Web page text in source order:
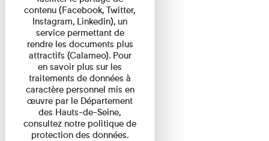
contenu (Facebook, Twitter,
Instagram, Linkedin), un
service permettant de
rendre les documents plus
attractifs (Calameo). Pour
en savoir plus sur les
traitements de données à
caractère personnel mis en
œuvre par le Département
des Hauts-de-Seine,
consultez notre politique de
protection des données.